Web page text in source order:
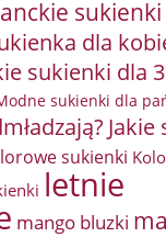
sukienki
dla
sukienki dla
sukienki dla
Jakie
sukienki
letnie
mango bluzki